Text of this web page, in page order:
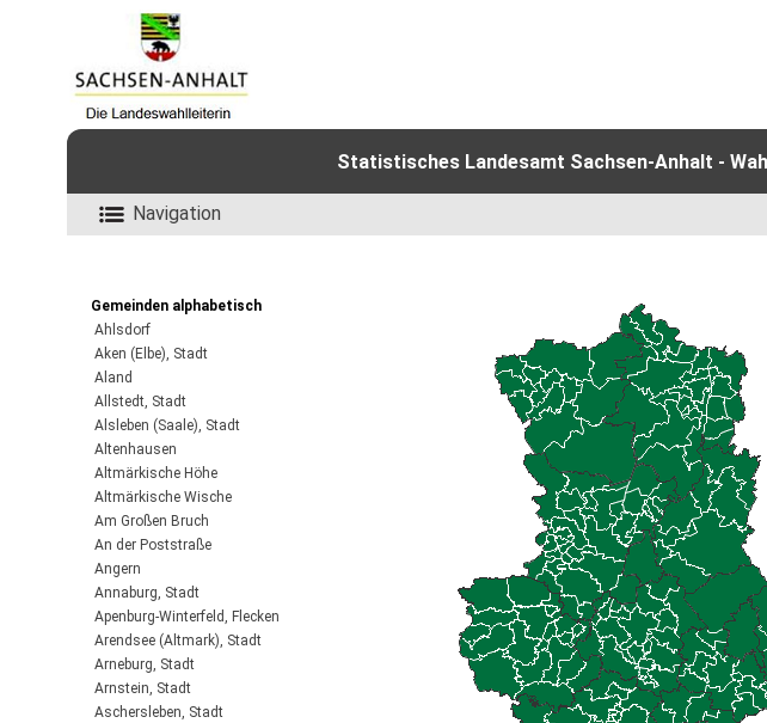
Statistisches Landesamt Sachsen-Anhalt -
Navigation
Gemeinden alphabetisch
Ahlsdorf
Aken (Elbe), Stadt
Aland
Allstedt, Stadt
Alsleben (Saale), Stadt
Altenhausen
Altmärkische Höhe
Altmärkische Wische
Am Großen Bruch
An der Poststraße
Angern
Annaburg, Stadt
Apenburg-Winterfeld, Flecken
Arendsee (Altmark), Stadt
Arneburg, Stadt
Arnstein, Stadt
Aschersleben, Stadt